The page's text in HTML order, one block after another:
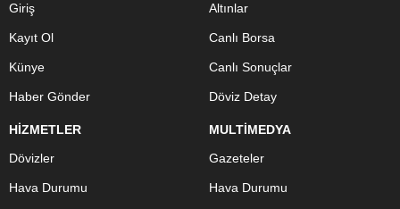
Giriş
Kayıt Ol
Künye
Haber Gönder
Altınlar
Canlı Borsa
Canlı Sonuçlar
Döviz Detay
HİZMETLER
Dövizler
Hava Durumu
MULTİMEDYA
Gazeteler
Hava Durumu